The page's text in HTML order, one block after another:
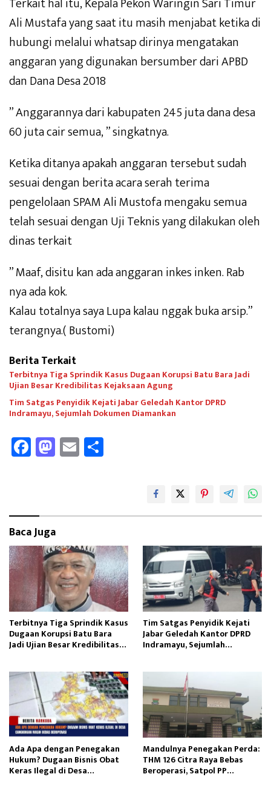
Ali Mustafa yang saat itu masih menjabat ketika di
hubungi melalui whatsap dirinya mengatakan
anggaran yang digunakan bersumber dari APBD
dan Dana Desa 2018
” Anggarannya dari kabupaten 245 juta dana desa
60 juta cair semua, ” singkatnya.
Ketika ditanya apakah anggaran tersebut sudah
sesuai dengan berita acara serah terima
pengelolaan SPAM Ali Mustofa mengaku semua
telah sesuai dengan Uji Teknis yang dilakukan oleh
dinas terkait
” Maaf, disitu kan ada anggaran inkes inken. Rab
nya ada kok.
Kalau totalnya saya Lupa kalau nggak buka arsip.”
terangnya.( Bustomi)
Berita Terkait
Terbitnya Tiga Sprindik Kasus Dugaan Korupsi Batu Bara Jadi
Ujian Besar Kredibilitas Kejaksaan Agung
Tim Satgas Penyidik Kejati Jabar Geledah Kantor DPRD
Indramayu, Sejumlah Dokumen Diamankan
Fa
ce
k
M
as
o
n
E
m
Baca Juga
Terbitnya Tiga Sprindik Kasus
Dugaan Korupsi Batu Bara
Jadi Ujian Besar Kredibilitas
Tim Satgas Penyidik Kejati
Jabar Geledah Kantor DPRD
Indramayu, Sejumlah
Ada Apa dengan Penegakan
Hukum? Dugaan Bisnis Obat
Keras Ilegal di Desa
Mandulnya Penegakan Perda:
THM 126 Citra Raya Bebas
Beroperasi, Satpol PP